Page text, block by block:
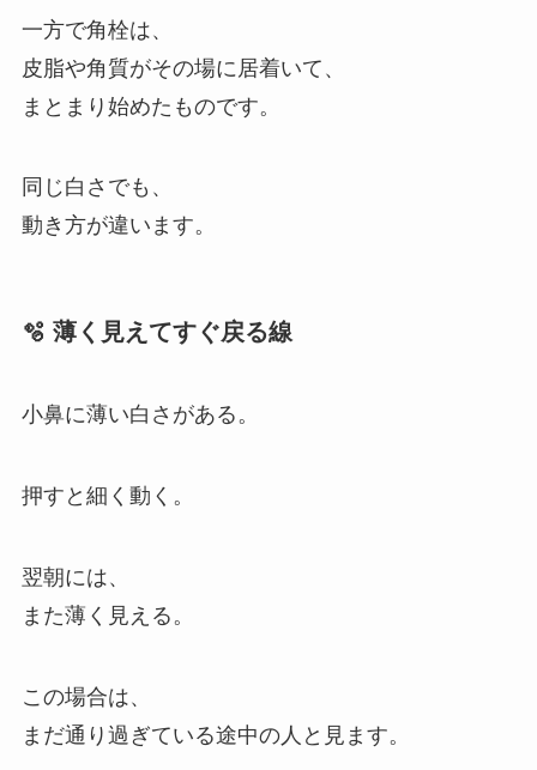
一方で角栓は、
皮脂や角質がその場に居着いて、
まとまり始めたものです。
同じ白さでも、
動き方が違います。
🫧 薄く見えてすぐ戻る線
小鼻に薄い白さがある。
押すと細く動く。
翌朝には、
また薄く見える。
この場合は、
まだ通り過ぎている途中の人と見ます。